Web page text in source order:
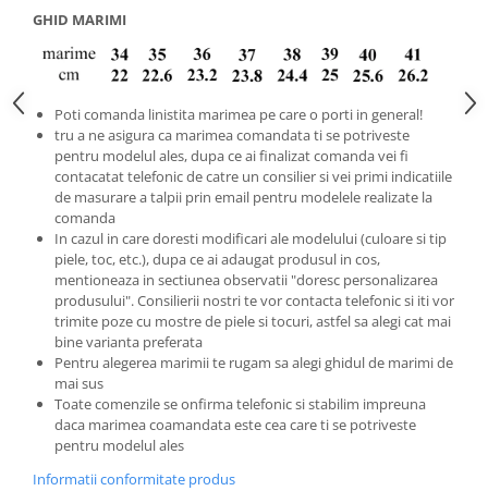
GHID MARIMI
Poti comanda linistita marimea pe care o porti in general!
tru a ne asigura ca marimea comandata ti se potriveste
pentru modelul ales, dupa ce ai finalizat comanda vei fi
contacatat telefonic de catre un consilier si vei primi indicatiile
de masurare a talpii prin email pentru modelele realizate la
comanda
In cazul in care doresti modificari ale modelului (culoare si tip
piele, toc, etc.), dupa ce ai adaugat produsul in cos,
mentioneaza in sectiunea observatii "doresc personalizarea
produsului". Consilierii nostri te vor contacta telefonic si iti vor
trimite poze cu mostre de piele si tocuri, astfel sa alegi cat mai
bine varianta preferata
Pentru alegerea marimii te rugam sa alegi ghidul de marimi de
mai sus
Toate comenzile se onfirma telefonic si stabilim impreuna
daca marimea coamandata este cea care ti se potriveste
pentru modelul ales
Informatii conformitate produs